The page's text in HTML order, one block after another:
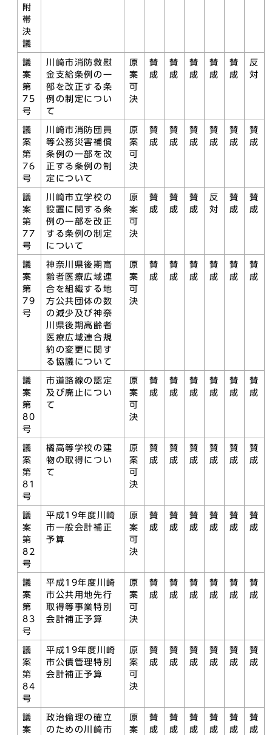
附
帯
決
議
議
案
第
75
号
川崎市消防救慰
金支給条例の一
部を改正する条
例の制定につい
て
原
案
可
決
賛
成
賛
成
賛
成
賛
成
賛
成
反
対
議
案
第
76
号
川崎市消防団員
等公務災害補償
条例の一部を改
正する条例の制
定について
原
案
可
決
賛
成
賛
成
賛
成
賛
成
賛
成
賛
成
議
案
第
77
号
川崎市立学校の
設置に関する条
例の一部を改正
する条例の制定
について
原
案
可
決
賛
成
賛
成
賛
成
反
対
賛
成
賛
成
議
案
第
79
号
神奈川県後期高
齢者医療広域連
合を組織する地
方公共団体の数
の減少及び神奈
川県後期高齢者
医療広域連合規
約の変更に関す
る協議について
原
案
可
決
賛
成
賛
成
賛
成
賛
成
賛
成
賛
成
議
案
第
80
号
市道路線の認定
及び廃止につい
て
原
案
可
決
賛
成
賛
成
賛
成
賛
成
賛
成
賛
成
議
案
第
81
号
橘高等学校の建
物の取得につい
て
原
案
可
決
賛
成
賛
成
賛
成
賛
成
賛
成
賛
成
議
案
第
82
号
平成19年度川崎
市一般会計補正
予算
原
案
可
決
賛
成
賛
成
賛
成
賛
成
賛
成
賛
成
議
案
第
83
号
平成19年度川崎
市公共用地先行
取得等事業特別
会計補正予算
原
案
可
決
賛
成
賛
成
賛
成
賛
成
賛
成
賛
成
議
案
第
84
号
平成19年度川崎
市公債管理特別
会計補正予算
原
案
可
決
賛
成
賛
成
賛
成
賛
成
賛
成
賛
成
議
案
政治倫理の確立
のための川崎市
原
案
賛
成
賛
成
賛
成
賛
成
賛
成
賛
成